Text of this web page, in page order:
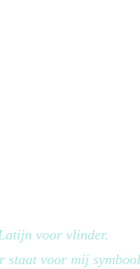
voor vlinder.
staat voor mij